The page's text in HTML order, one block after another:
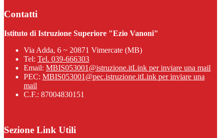
Contatti
Istituto di Istruzione Superiore "Ezio Vanoni"
Via Adda, 6 ~ 20871 Vimercate (MB)
Tel: Tel. 039-666303
Email: MBIS053001@istruzione.itLink per inviare una mail
PEC: MBIS053001@pec.istruzione.itLink per inviare una
mail
C.F.: 87004830151
Sezione Link Utili